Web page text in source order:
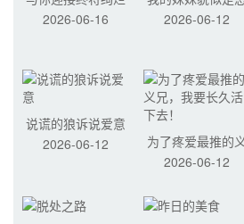
的世界
2026-06-16
女
2026-06-12
说谎的狼诉说爱意
2026-06-12
为了疼爱最推的
兄，我要长久活下
2026-06-12